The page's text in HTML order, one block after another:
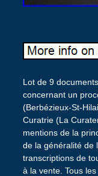
Lot de 9
concernant un
(Berbézieux-St-
Curatrie (La
mentions de la
de la généralité de
transcriptions de
à la vente. Tous